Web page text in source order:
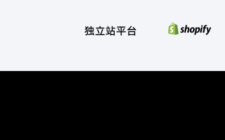
独立站平台